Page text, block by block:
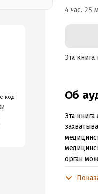
код
4 час. 25
Эта книга
Об
Эта
орган
А мозг